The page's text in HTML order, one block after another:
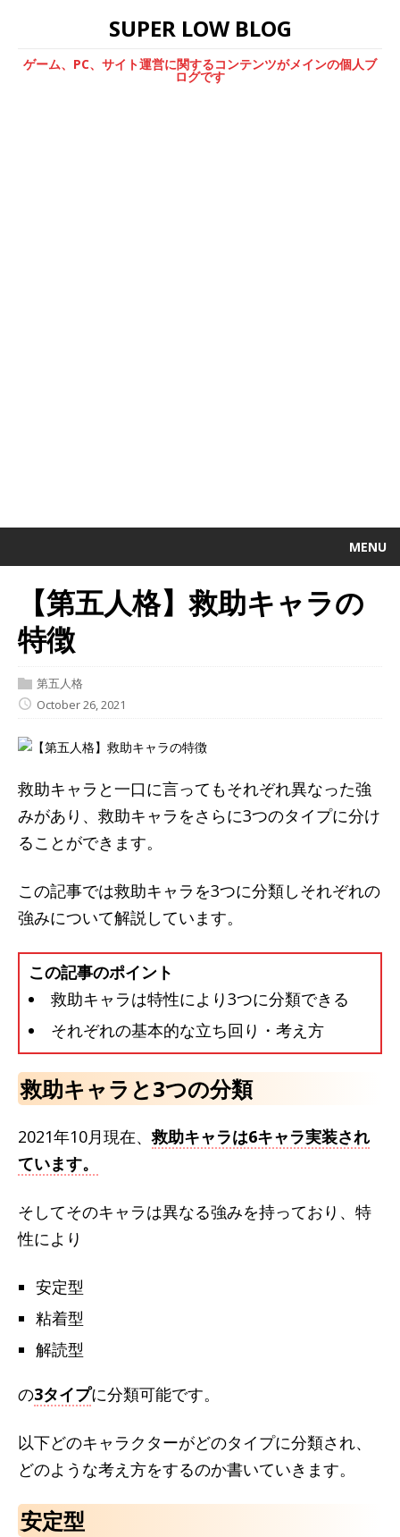
SUPER LOW BLOG
ゲーム、PC、サイト運営に関するコンテンツがメインの個人ブ
ログです
MENU
【第五人格】救助キャラの
特徴
第五人格
October 26, 2021
救助キャラと一口に言ってもそれぞれ異なった強
みがあり、救助キャラをさらに3つのタイプに分け
ることができます。
この記事では救助キャラを3つに分類しそれぞれの
強みについて解説しています。
この記事のポイント
救助キャラは特性により3つに分類できる
それぞれの基本的な立ち回り・考え方
救助キャラと3つの分類
2021年10月現在、救助キャラは6キャラ実装され
ています。
そしてそのキャラは異なる強みを持っており、特
性により
安定型
粘着型
解読型
の3タイプに分類可能です。
以下どのキャラクターがどのタイプに分類され、
どのような考え方をするのか書いていきます。
安定型